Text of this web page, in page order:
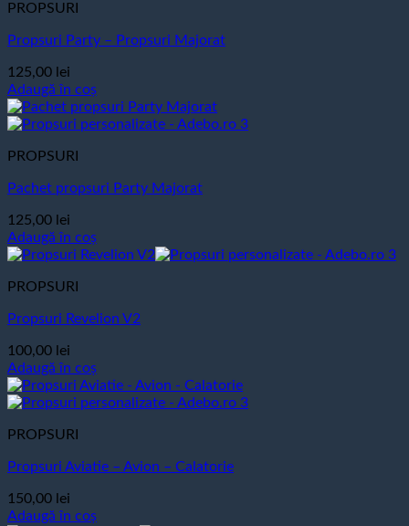
PROPSURI
Propsuri Party – Propsuri Majorat
125,00 lei
Adaugă în coș
PROPSURI
Pachet propsuri Party Majorat
125,00 lei
Adaugă în coș
PROPSURI
Propsuri Revelion V2
100,00 lei
Adaugă în coș
PROPSURI
Propsuri Aviatie – Avion – Calatorie
150,00 lei
Adaugă în coș